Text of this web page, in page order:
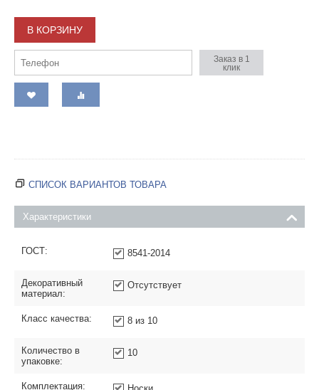
В КОРЗИНУ
Заказ в 1
клик
СПИСОК ВАРИАНТОВ ТОВАРА
Характеристики
ГОСТ: 8541-2014
Декоративный
материал:
Отсутствует
Класс качества: 8 из 10
Количество в
упаковке:
10
Комплектация: